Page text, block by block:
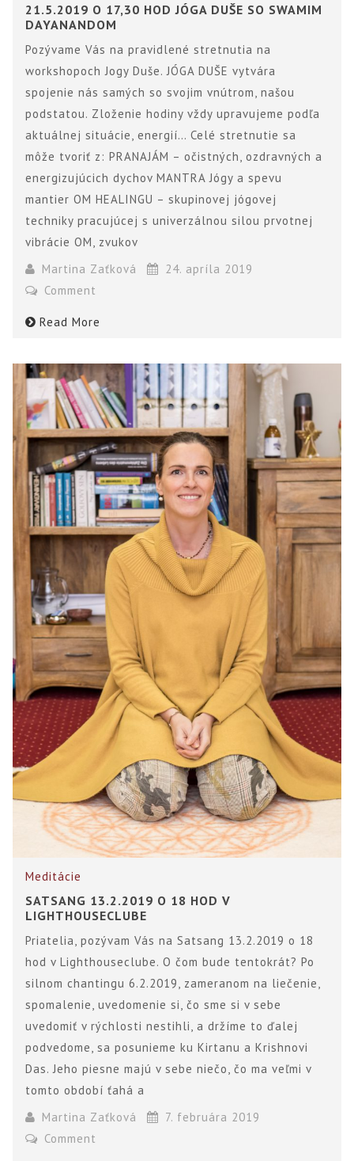
21.5.2019 O 17,30 HOD JÓGA DUŠE SO SWAMIM
DAYANANDOM
Pozývame Vás na pravidlené stretnutia na
workshopoch Jogy Duše. JÓGA DUŠE vytvára
spojenie nás samých so svojim vnútrom, našou
podstatou. Zloženie hodiny vždy upravujeme podľa
aktuálnej situácie, energií… Celé stretnutie sa
môže tvoriť z: PRANAJÁM – očistných, ozdravných a
energizujúcich dychov MANTRA Jógy a spevu
mantier OM HEALINGU – skupinovej jógovej
techniky pracujúcej s univerzálnou silou prvotnej
vibrácie OM, zvukov
Martina Zaťková
24. apríla 2019
Comment
Read More
Meditácie
SATSANG 13.2.2019 O 18 HOD V
LIGHTHOUSECLUBE
Priatelia, pozývam Vás na Satsang 13.2.2019 o 18
hod v Lighthouseclube. O čom bude tentokrát? Po
silnom chantingu 6.2.2019, zameranom na liečenie,
spomalenie, uvedomenie si, čo sme si v sebe
uvedomiť v rýchlosti nestihli, a držíme to ďalej
podvedome, sa posunieme ku Kirtanu a Krishnovi
Das. Jeho piesne majú v sebe niečo, čo ma veľmi v
tomto období ťahá a
Martina Zaťková
7. februára 2019
Comment